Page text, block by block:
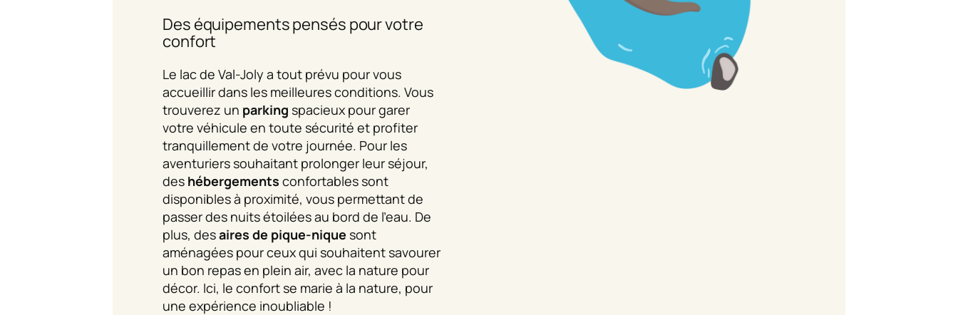
Des équipements pensés pour votre
confort
Le lac de Val-Joly a tout prévu pour vous
accueillir dans les meilleures conditions. Vous
trouverez un parking spacieux pour garer
votre véhicule en toute sécurité et profiter
tranquillement de votre journée. Pour les
aventuriers souhaitant prolonger leur séjour,
des hébergements confortables sont
disponibles à proximité, vous permettant de
passer des nuits étoilées au bord de l’eau. De
plus, desaires de pique-nique sont
aménagées pour ceux qui souhaitent savourer
un bon repas en plein air, avec la nature pour
décor. Ici, le confort se marie à la nature, pour
une expérience inoubliable !